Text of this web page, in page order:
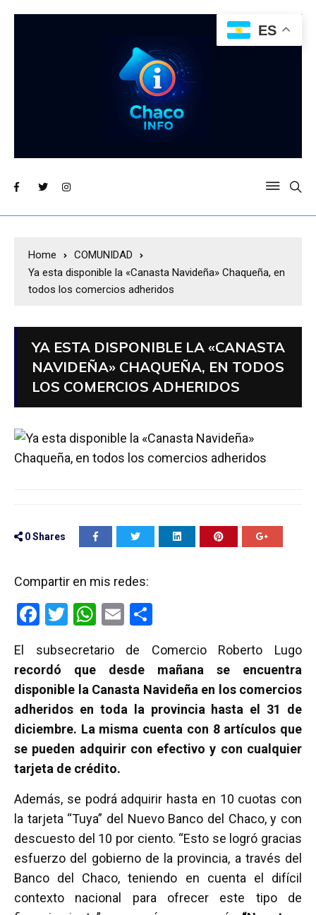
Home
COMUNIDAD
Ya esta disponible la «Canasta Navideña» Chaqueña, en
todos los comercios adheridos
YA ESTA DISPONIBLE LA «CANASTA
NAVIDEÑA» CHAQUEÑA, EN TODOS
LOS COMERCIOS ADHERIDOS
0Shares
Compartir en mis redes:
F
ce
b
o
o
k
T
tt
er
W
at
s
A
p
p
E
ail m
p
ar
tir
El subsecretario de Comercio Roberto Lugo
recordó que desde mañana se encuentra
disponible la Canasta Navideña en los comercios
adheridos en toda la provincia hasta el 31 de
diciembre. La misma cuenta con 8 artículos que
se pueden adquirir con efectivo y con cualquier
tarjeta de crédito.
Además, se podrá adquirir hasta en 10 cuotas con
la tarjeta “Tuya” del Nuevo Banco del Chaco, y con
descuesto del 10 por ciento. “Esto se logró gracias
esfuerzo del gobierno de la provincia, a través del
Banco del Chaco, teniendo en cuenta el difícil
contexto nacional para ofrecer este tipo de
ES